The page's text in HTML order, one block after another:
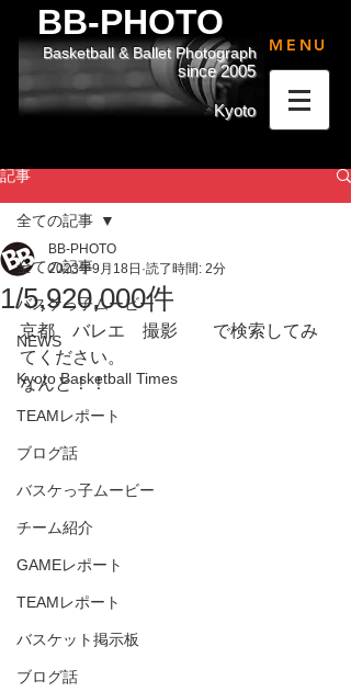
BB-PHOTO
since 2005
Basketball & Ballet Photograph
Kyoto
MENU
記事
全ての記事
バスケっ子ムービー
NEWS
Kyoto Basketball Times
TEAMレポート
ブログ話
バスケっ子ムービー
チーム紹介
GAMEレポート
TEAMレポート
バスケット掲示板
ブログ話
全ての記事
1/5,920,000件
BB-PHOTO
2023年9月18日 読了時間: 2分
京都　バレエ　撮影　　で検索してみ
てください。
なんと！！